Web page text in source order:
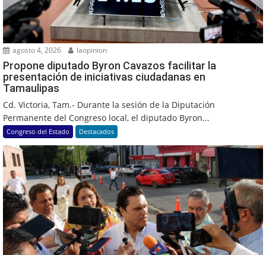
agosto 4, 2026 laopinion
Propone diputado Byron Cavazos facilitar la
presentación de iniciativas ciudadanas en
Tamaulipas
Cd. Victoria, Tam.- Durante la sesión de la Diputación
Permanente del Congreso local, el diputado Byron...
Congreso del Estado Destacados